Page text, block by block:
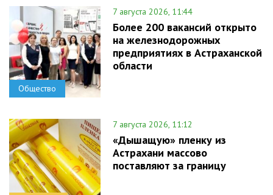
Общество
7 августа 2026, 11:44
Более 200 вакансий открыто
на железнодорожных
предприятиях в Астраханской
области
7 августа 2026, 11:12
«Дышащую» пленку из
Астрахани массово
поставляют за границу